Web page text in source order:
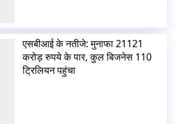
एसबीआई के नतीजे: मुनाफा 21121
करोड़ रुपये के पार, कुल बिजनेस 110
ट्रिलियन पहुंचा